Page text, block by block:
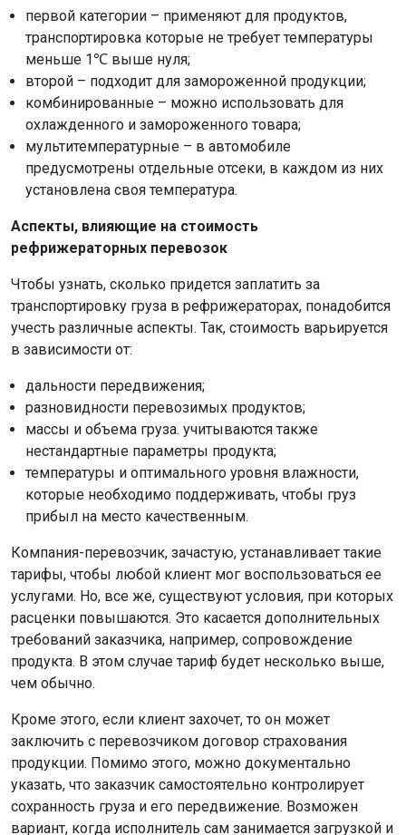
первой категории – применяют для продуктов,
транспортировка которые не требует температуры
меньше 1℃ выше нуля;
второй – подходит для замороженной продукции;
комбинированные – можно использовать для
охлажденного и замороженного товара;
мультитемпературные – в автомобиле
предусмотрены отдельные отсеки, в каждом из них
установлена своя температура.
Аспекты, влияющие на стоимость
рефрижераторных перевозок
Чтобы узнать, сколько придется заплатить за
транспортировку груза в рефрижераторах, понадобится
учесть различные аспекты. Так, стоимость варьируется
в зависимости от:
дальности передвижения;
разновидности перевозимых продуктов;
массы и объема груза. учитываются также
нестандартные параметры продукта;
температуры и оптимального уровня влажности,
которые необходимо поддерживать, чтобы груз
прибыл на место качественным.
Компания-перевозчик, зачастую, устанавливает такие
тарифы, чтобы любой клиент мог воспользоваться ее
услугами. Но, все же, существуют условия, при которых
расценки повышаются. Это касается дополнительных
требований заказчика, например, сопровождение
продукта. В этом случае тариф будет несколько выше,
чем обычно.
Кроме этого, если клиент захочет, то он может
заключить с перевозчиком договор страхования
продукции. Помимо этого, можно документально
указать, что заказчик самостоятельно контролирует
сохранность груза и его передвижение. Возможен
вариант, когда исполнитель сам занимается загрузкой и